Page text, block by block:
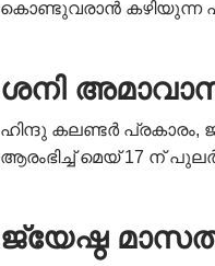
കൊണ്ടുവരാൻ കഴിയുന്ന
ശനി
ഹിന്ദു കലണ്ടർ പ്രകാരം,
ആരംഭിച്ച് മെയ് 17 ന്
ജ്യേഷ്ഠ